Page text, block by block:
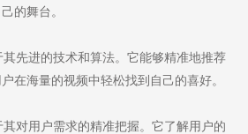
的舞台。
先进的技术和算法。它能够精准地推荐
在海量的视频中轻松找到自己的喜好。
对用户需求的精准把握。它了解用户的